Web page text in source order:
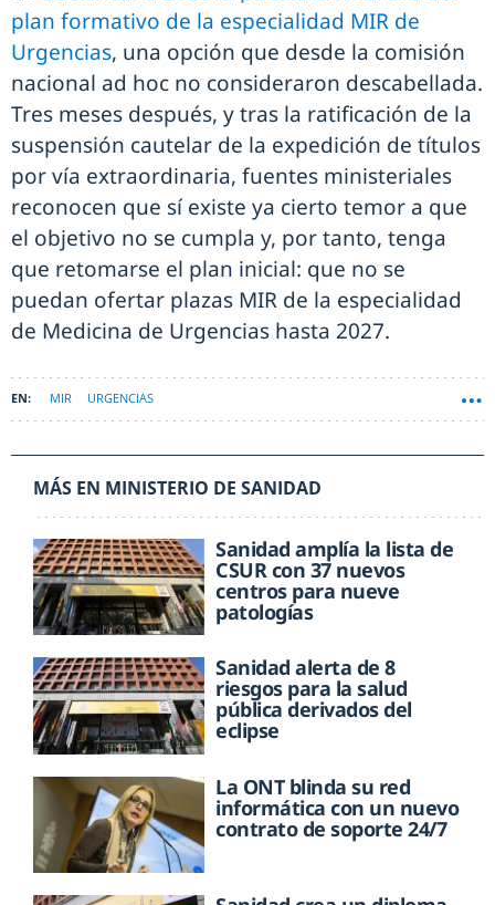
plan formativo de la especialidad MIR de
Urgencias, una opción que desde la comisión
nacional ad hoc no consideraron descabellada.
Tres meses después, y tras la ratificación de la
suspensión cautelar de la expedición de títulos
por vía extraordinaria, fuentes ministeriales
reconocen que sí existe ya cierto temor a que
el objetivo no se cumpla y, por tanto, tenga
que retomarse el plan inicial: que no se
puedan ofertar plazas MIR de la especialidad
de Medicina de Urgencias hasta 2027.
MIR URGENCIAS
MÁS EN MINISTERIO DE SANIDAD
Sanidad amplía la lista de
CSUR con 37 nuevos
centros para nueve
patologías
Sanidad alerta de 8
riesgos para la salud
pública derivados del
eclipse
La ONT blinda su red
informática con un nuevo
contrato de soporte 24/7